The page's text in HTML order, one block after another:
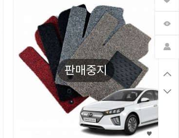
판매중지